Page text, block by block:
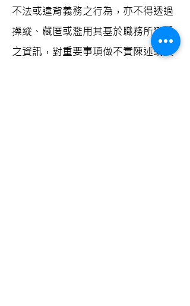
不法或違背義務之行為，亦不得透過
操縱、藏匿或濫用其基於職務所獲悉
之資訊，對重要事項做不實陳述或其